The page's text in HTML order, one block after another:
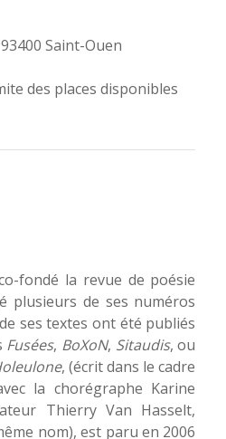
Saint-Ouen
des places disponibles
fondé la revue de poésie
plusieurs de ses numéros
ses textes ont été publiés
Fusées, BoXoN, Sitaudis, ou
, (écrit dans le cadre
la chorégraphe Karine
Thierry Van Hasselt,
nom), est paru en 2006